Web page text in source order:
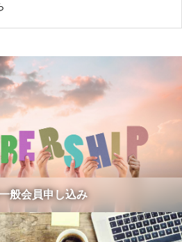
般会員申し込み